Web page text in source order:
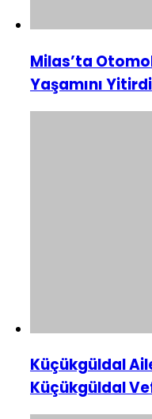
Milas’ta
Yaşamını Yitirdi
Küçükgüldal
Küçükgüldal